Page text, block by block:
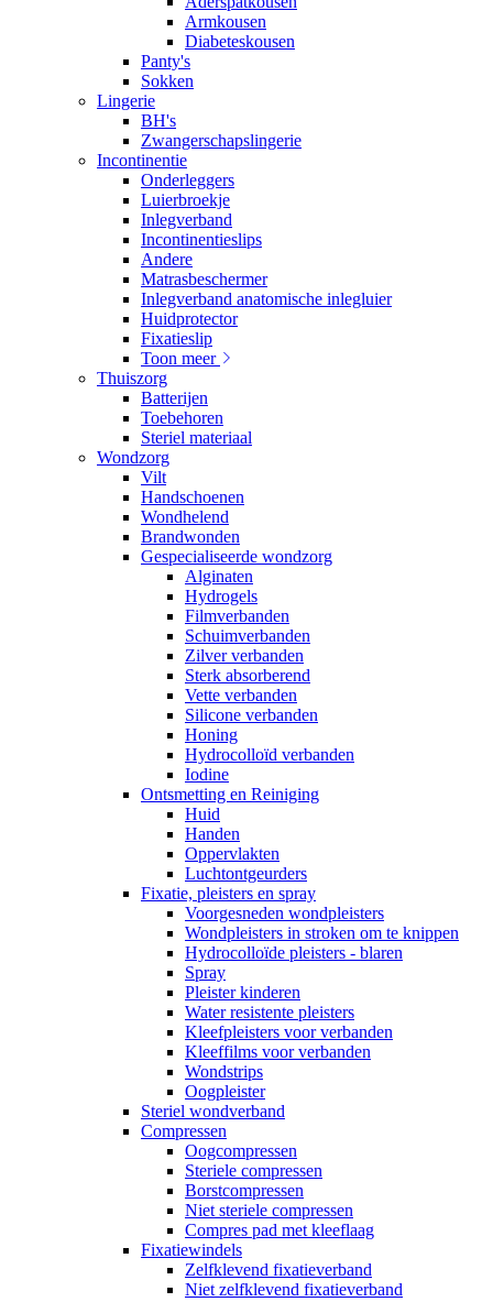
Armkousen
Diabeteskousen
Panty's
Sokken
Lingerie
BH's
Zwangerschapslingerie
Incontinentie
Onderleggers
Luierbroekje
Inlegverband
Incontinentieslips
Andere
Matrasbeschermer
Inlegverband anatomische inlegluier
Huidprotector
Fixatieslip
Toon meer
Thuiszorg
Batterijen
Toebehoren
Steriel materiaal
Wondzorg
Vilt
Handschoenen
Wondhelend
Brandwonden
Gespecialiseerde wondzorg
Alginaten
Hydrogels
Filmverbanden
Schuimverbanden
Zilver verbanden
Sterk absorberend
Vette verbanden
Silicone verbanden
Honing
Hydrocolloïd verbanden
Iodine
Ontsmetting en Reiniging
Huid
Handen
Oppervlakten
Luchtontgeurders
Fixatie, pleisters en spray
Voorgesneden wondpleisters
Wondpleisters in stroken om te knippen
Hydrocolloïde pleisters - blaren
Spray
Pleister kinderen
Water resistente pleisters
Kleefpleisters voor verbanden
Kleeffilms voor verbanden
Wondstrips
Oogpleister
Steriel wondverband
Compressen
Oogcompressen
Steriele compressen
Borstcompressen
Niet steriele compressen
Compres pad met kleeflaag
Fixatiewindels
Zelfklevend fixatieverband
Niet zelfklevend fixatieverband